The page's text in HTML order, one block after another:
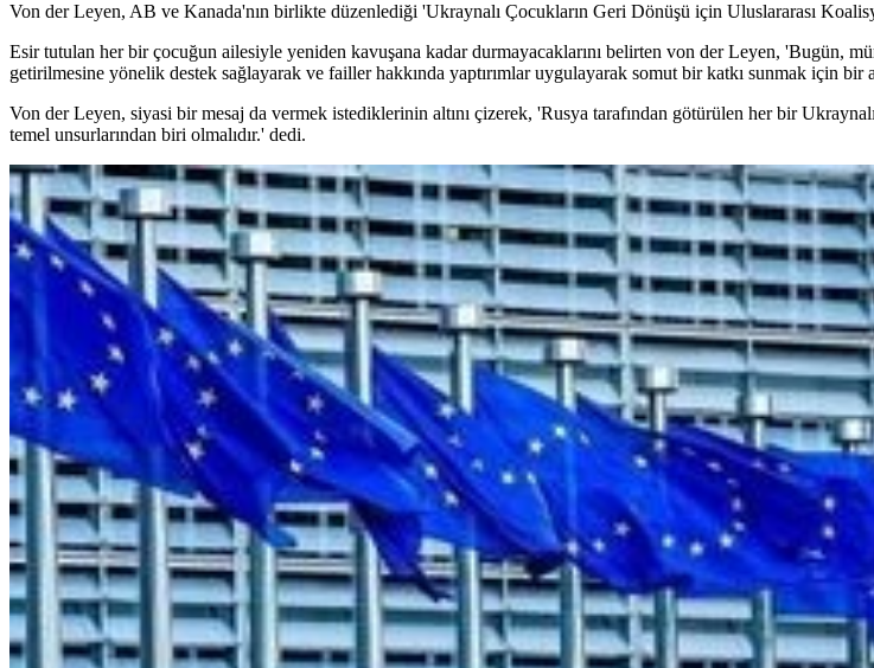
Von der Leyen, AB ve Kanada'nın birlikte düzenlediği 'Ukraynalı Çocukların Geri Dönüşü için Uluslararası
Esir tutulan her bir çocuğun ailesiyle yeniden kavuşana kadar durmayacaklarını belirten von der Leyen, 'Bugün,
getirilmesine yönelik destek sağlayarak ve failler hakkında yaptırımlar uygulayarak somut bir katkı sunmak için
Von der Leyen, siyasi bir mesaj da vermek istediklerinin altını çizerek, 'Rusya tarafından götürülen her bir
temel unsurlarından biri olmalıdır.' dedi.